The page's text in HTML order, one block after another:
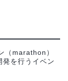
（marathon）
を行うイベン